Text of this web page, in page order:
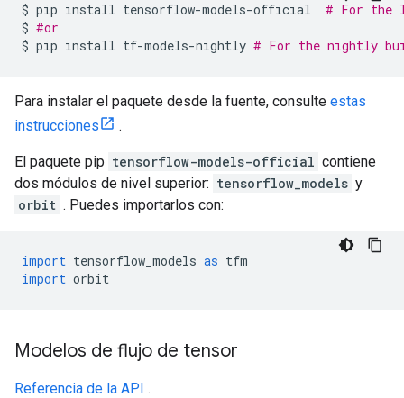
$ pip install tensorflow-models-official # For the
$ #or
$ pip install tf-models-nightly # For the nightly
Para instalar el paquete desde la fuente, consulte estas
instrucciones
.
El paquete pip tensorflow-models-official contiene
dos módulos de nivel superior: tensorflow_models y
orbit . Puedes importarlos con:
import tensorflow_models as tfm
import orbit
Modelos de flujo de tensor
Referencia de la API .